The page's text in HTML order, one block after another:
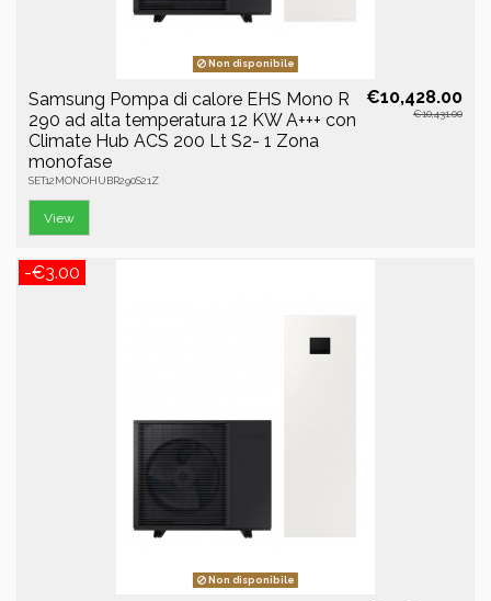
Non disponibile
Samsung Pompa di calore EHS Mono R
290 ad alta temperatura 12 KW A+++ con
Climate Hub ACS 200 Lt S2- 1 Zona
monofase
SET12MONOHUBR290S21Z
€10,428.00
€10,431.00
View
-€3.00
Non disponibile